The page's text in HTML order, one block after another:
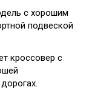
с хорошим
подвеской
кроссовер с